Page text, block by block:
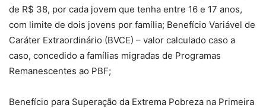
de R$ 38, por cada jovem que tenha entre 16 e 17 anos,
com limite de dois jovens por família; Benefício Variável de
Caráter Extraordinário (BVCE) – valor calculado caso a
caso, concedido a famílias migradas de Programas
Remanescentes ao PBF;
Benefício para Superação da Extrema Pobreza na Primeira